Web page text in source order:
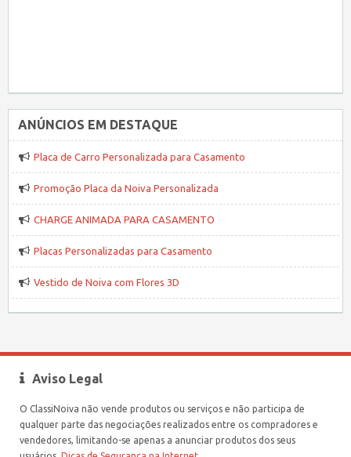
ANÚNCIOS EM DESTAQUE
Placa de Carro Personalizada para Casamento
Promoção Placa da Noiva Personalizada
CHARGE ANIMADA PARA CASAMENTO
Placas Personalizadas para Casamento
Vestido de Noiva com Flores 3D
Aviso Legal
O ClassiNoiva não vende produtos ou serviços e não participa de
qualquer parte das negociações realizados entre os compradores e
vendedores, limitando-se apenas a anunciar produtos dos seus